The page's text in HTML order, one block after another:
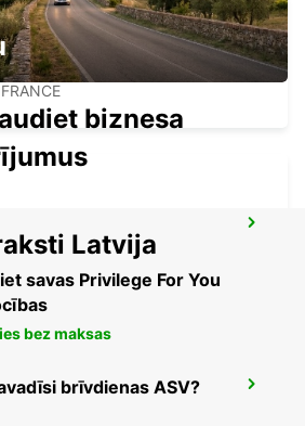
RAILWAY STATION
biznesa
Latvija
savas Privilege For You
bez maksas
brīvdienas ASV?